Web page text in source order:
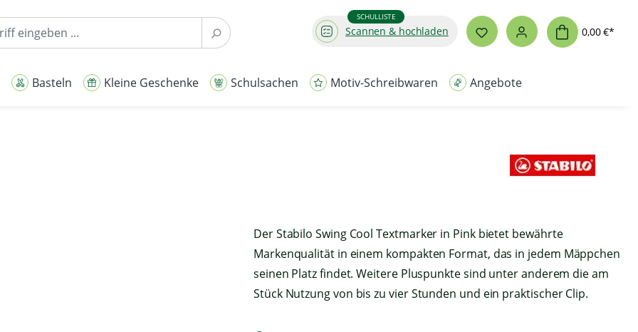
SCHULLISTE
Scannen & hochladen 0,00 €*
Basteln Kleine Geschenke Schulsachen Motiv-Schreibwaren Angebote
Der Stabilo Swing Cool Textmarker in Pink bietet bewährte
Markenqualität in einem kompakten Format, das in jedem Mäppchen
seinen Platz findet. Weitere Pluspunkte sind unter anderem die am
Stück Nutzung von bis zu vier Stunden und ein praktischer Clip.